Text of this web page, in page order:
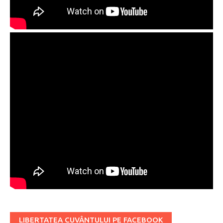
LIBERTATEA CUVÂNTULUI PE FACEBOOK